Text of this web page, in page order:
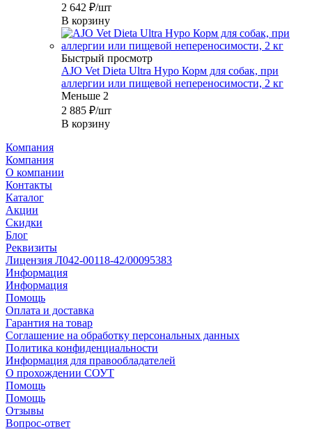
2 642 ₽/шт
В корзину
Быстрый просмотр
AJO Vet Dieta Ultra Hypo Корм для собак, при
аллергии или пищевой непереносимости, 2 кг
Меньше 2
2 885 ₽/шт
В корзину
Компания
Компания
О компании
Контакты
Каталог
Акции
Скидки
Блог
Реквизиты
Лицензия Л042-00118-42/00095383
Информация
Информация
Помощь
Оплата и доставка
Гарантия на товар
Соглашение на обработку персональных данных
Политика конфиденциальности
Информация для правообладателей
О прохождении СОУТ
Помощь
Помощь
Отзывы
Вопрос-ответ